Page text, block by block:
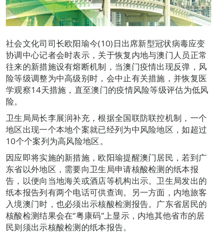
社会文化司司长欧阳瑜今(10)日出席新型冠状病毒应变
协调中心记者会时表示，关于恢复内地与澳门人员正常
往来的新措施设有熔断机制，当澳门疫情出现反弹，风
险等级调整为中高级别时，会中止有关措施，并恢复医
学观察14天措施，直至澳门的疫情风险等级评估为低风
险。
卫生局局长李展润补充，根据全国联防联控机制，一个
地区出现一个本地个案就已经列为中风险地区，如超过
10个个案列为高风险地区。
因应即将实施的新措施，欧阳瑜提醒澳门居民，若到广
东省以外地区，需要向卫生局申请核酸检测的纸本报
告，以便向当地海关或酒店等机构出示。卫生局发出的
纸本报告列有两个电话可供查询。另一方面，内地旅客
入境澳门时，也必须出示核酸检测报告。广东省居民的
核酸检测结果会在“粤康码”上显示，内地其他省市的居
民则须出示核酸检测的纸本报告。